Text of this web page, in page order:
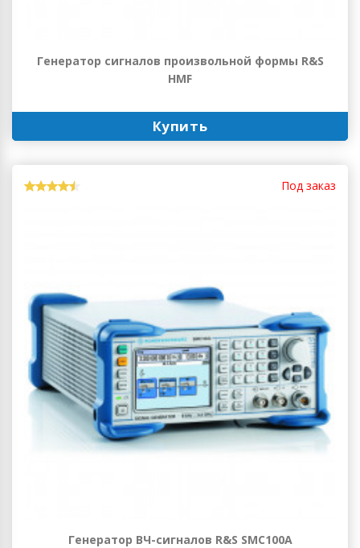
Генератор сигналов произвольной формы R&S
HMF
Купить
Под заказ
Генератор ВЧ-сигналов R&S SMC100A